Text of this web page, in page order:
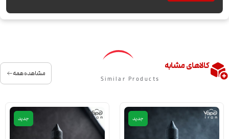
کالاهای مشابه
Similar Products
مشاهده همه
جدید جدید